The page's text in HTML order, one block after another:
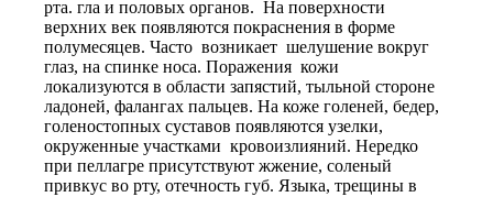
рта. гла и половых органов. На поверхности
верхних век появляются покраснения в форме
полумесяцев. Часто возникает шелушение вокруг
глаз, на спинке носа. Поражения кожи
локализуются в области запястий, тыльной стороне
ладоней, фалангах пальцев. На коже голеней, бедер,
голеностопных суставов появляются узелки,
окруженные участками кровоизлияний. Нередко
при пеллагре присутствуют жжение, соленый
привкус во рту, отечность губ. Языка, трещины в